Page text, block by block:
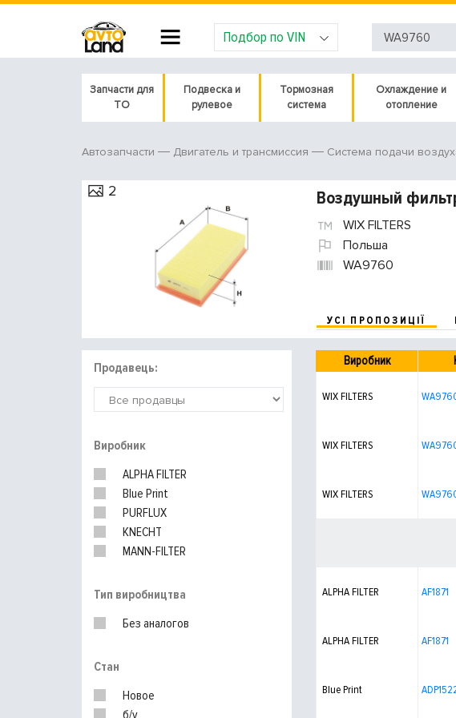
Подбор по VIN
Запчасти для
ТО
Подвеска и
рулевое
Тормозная
система
Охлаждение и
отопление
Автозапчасти Двигатель и трансмиссия Система подачи
2 Воздушный
WIX FILTERS
Польша
WA9760
УСІ ПРОПОЗИЦІЇ
Продавець:
Виробник
ALPHA FILTER
Blue Print
PURFLUX
KNECHT
MANN-FILTER
Тип виробництва
Без аналогов
Стан
Новое
б/у
Виробник
WIX FILTERS
WIX FILTERS
WIX FILTERS
ALPHA FILTER AF1871
ALPHA FILTER AF1871
Blue Print